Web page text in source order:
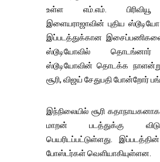
உள்ள எம்.எம். பிரிவியூ
இளையராஜாவின் புதிய
இப்படத்துக்கான
ஸ்டூடியோவில்
ஸ்டூடியோவின் தொடக்க
சூரி, விஜய் சேதுபதி போன்றோர்
இந்நிலையில் சூரி கதாநாயகனாக
மாறன் படத்துக்கு
பெயரிடப்பட்டுள்ளது.
போஸ்டர்கள் வெளியாகியுள்ளன.